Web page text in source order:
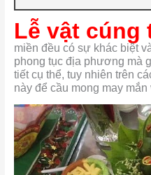
Lễ vật cúng
miền đều có sự khác biệt
phong tục địa phương mà
tiết cụ thể, tuy nhiên trên
này để cầu mong may